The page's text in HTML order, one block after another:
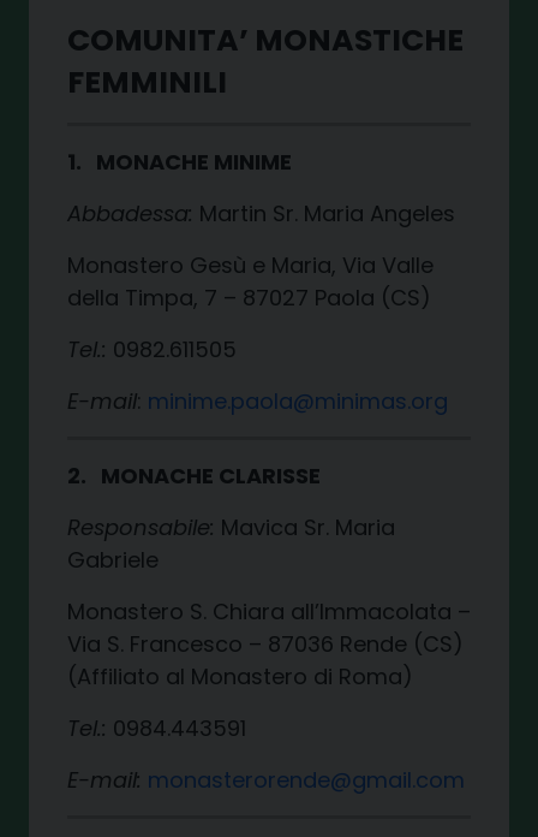
COMUNITA’ MONASTICHE
FEMMINILI
1. MONACHE MINIME
Abbadessa: Martin Sr. Maria Angeles
Monastero Gesù e Maria, Via Valle
della Timpa, 7 – 87027 Paola (CS)
Tel.: 0982.611505
E-mail: minime.paola@minimas.org
2. MONACHE CLARISSE
Responsabile: Mavica Sr. Maria
Gabriele
Monastero S. Chiara all’Immacolata –
Via S. Francesco – 87036 Rende (CS)
(Affiliato al Monastero di Roma)
Tel.: 0984.443591
E-mail: monasterorende@gmail.com